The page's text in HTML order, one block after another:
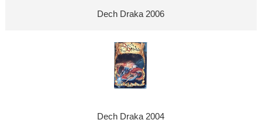
Dech Draka 2006
Dech Draka 2004